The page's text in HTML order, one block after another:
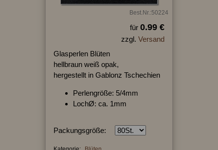
Best.Nr.:50224
für 0.99 €
zzgl. Versand
Glasperlen Blüten
hellbraun weiß opak,
hergestellt in Gablonz Tschechien
Perlengröße: 5/4mm
LochØ: ca. 1mm
Packungsgröße: